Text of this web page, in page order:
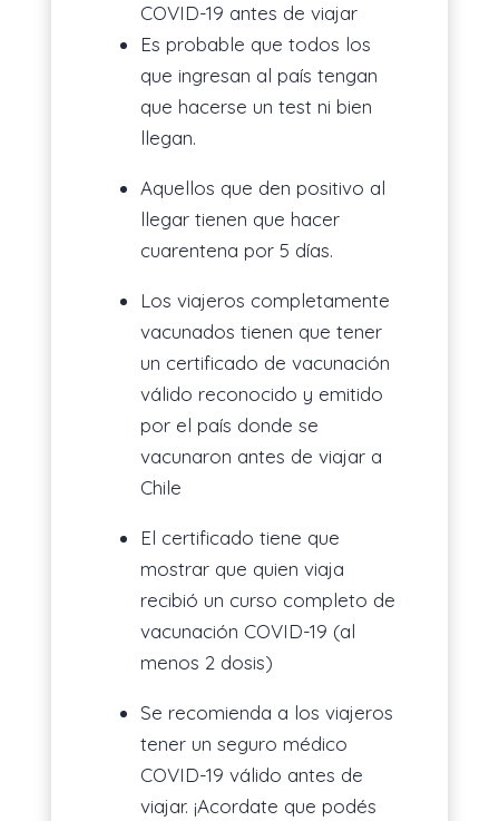
COVID-19 antes de viajar
Es probable que todos los
que ingresan al país tengan
que hacerse un test ni bien
llegan.
Aquellos que den positivo al
llegar tienen que hacer
cuarentena por 5 días.
Los viajeros completamente
vacunados tienen que tener
un certificado de vacunación
válido reconocido y emitido
por el país donde se
vacunaron antes de viajar a
Chile
El certificado tiene que
mostrar que quien viaja
recibió un curso completo de
vacunación COVID-19 (al
menos 2 dosis)
Se recomienda a los viajeros
tener un seguro médico
COVID-19 válido antes de
viajar. ¡Acordate que podés